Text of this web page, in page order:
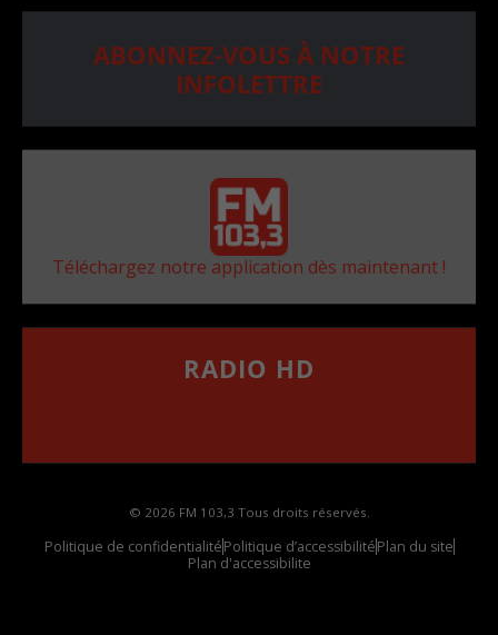
ABONNEZ-VOUS À NOTRE
INFOLETTRE
Téléchargez notre application dès maintenant !
RADIO HD
© 2026 FM 103,3 Tous droits réservés.
Politique de confidentialitéPolitique d’accessibilitéPlan du site
Plan d'accessibilite